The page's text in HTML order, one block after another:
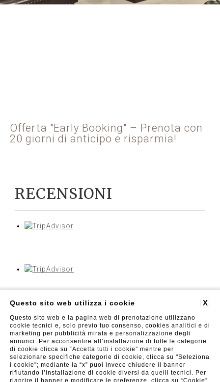
Offerta "Early Booking" – Prenota con
20 giorni di anticipo e risparmia!
RECENSIONI
Luxor Florence| Viale Fratelli Rosselli 71, 50144 Firenze
(FI) | Tel. +39 055 098 2025 - Fax: +39 055 098 2026 |
info@luxorflorence.com
FAQ RECENSIONI PRIVACY CONTATTI DATI SOCIETARI
X
Questo sito web utilizza i cookie
Questo sito web e la pagina web di prenotazione utilizzano
cookie tecnici e, solo previo tuo consenso, cookies analitici e di
marketing per pubblicità mirata e personalizzazione degli
annunci. Per acconsentire all’installazione di tutte le categorie
di cookie clicca su “Accetta tutti i cookie” mentre per
selezionare specifiche categorie di cookie, clicca su "Seleziona
i cookie"; mediante la “x” puoi invece chiudere il banner
rifiutando l’installazione di cookie diversi da quelli tecnici. Per
riaprire il banner e modificare le preferenze, clicca su “Cookie”